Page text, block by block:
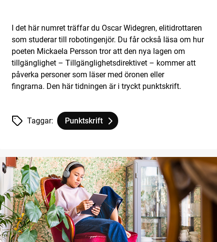
I det här numret träffar du Oscar Widegren, elitidrottaren
som studerar till robotingenjör. Du får också läsa om hur
poeten Mickaela Persson tror att den nya lagen om
tillgänglighet – Tillgänglighetsdirektivet – kommer att
påverka personer som läser med öronen eller
fingrarna. Den här tidningen är i tryckt punktskrift.
Taggar: Tagg
Punktskrift
tillhör
Vi punktskriftsläsare nr 2 2023. Tidning i